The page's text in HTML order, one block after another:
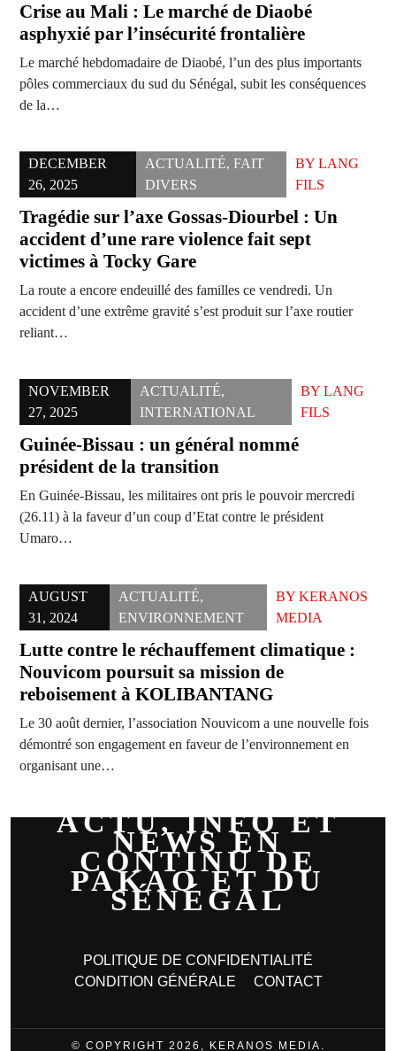
Crise au Mali : Le marché de Diaobé
asphyxié par l’insécurité frontalière
Le marché hebdomadaire de Diaobé, l’un des plus importants
pôles commerciaux du sud du Sénégal, subit les conséquences
de la…
DECEMBER
26, 2025
ACTUALITÉ,FAIT
DIVERS
BY LANG
FILS
Tragédie sur l’axe Gossas-Diourbel : Un
accident d’une rare violence fait sept
victimes à Tocky Gare
La route a encore endeuillé des familles ce vendredi. Un
accident d’une extrême gravité s’est produit sur l’axe routier
reliant…
NOVEMBER
27, 2025
ACTUALITÉ,
INTERNATIONAL
BY LANG
FILS
Guinée-Bissau : un général nommé
président de la transition
En Guinée-Bissau, les militaires ont pris le pouvoir mercredi
(26.11) à la faveur d’un coup d’Etat contre le président
Umaro…
AUGUST
31, 2024
ACTUALITÉ,
ENVIRONNEMENT
BY KERANOS
MEDIA
Lutte contre le réchauffement climatique :
Nouvicom poursuit sa mission de
reboisement à KOLIBANTANG
Le 30 août dernier, l’association Nouvicom a une nouvelle fois
démontré son engagement en faveur de l’environnement en
organisant une…
ACTU, INFO ET
NEWS EN
CONTINU DE
PAKAO ET DU
SÉNÉGAL
POLITIQUE DE CONFIDENTIALITÉ
CONDITION GÉNÉRALE
CONTACT
© COPYRIGHT 2026, KERANOS MEDIA.